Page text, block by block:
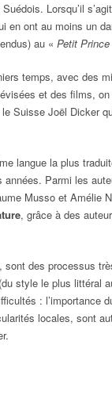
Lorsqu’il
en ont au moins un
au « Petit Prince
temps, avec des
et des films,
le Suisse Joël Dicker
langue la plus
Parmi les
Musso et Amélie
, grâce à des
sont des processus
style le plus littéral
: l’importance
locales, sont